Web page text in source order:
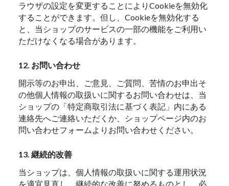
ラウザの設定を変更することによりCookieを無効化
することができます。但し、Cookieを無効化する
と、当ショップのサービスの一部の機能をご利用い
ただけなくなる場合があります。
12. お問い合わせ
開示等のお申出、ご意見、ご質問、苦情のお申出そ
の他個人情報の取扱いに関するお問い合わせは、当
ショップの「特定商取引法に基づく表記」内にある
連絡先へご連絡いただくか、ショップページ内のお
問い合わせフォームよりお問い合わせください。
13. 継続的改善
当ショップは、個人情報の取扱いに関する運用状況
を適宜見直し、継続的な改善に努めるものとし、必